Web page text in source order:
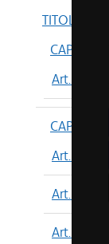
TITOLO I
CAPO I
Art. 199
CAPO II
Art. 200
Art. 201
Art. 202